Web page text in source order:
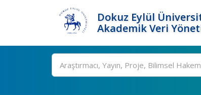
Dokuz Eylül
Akademik Veri
Ara